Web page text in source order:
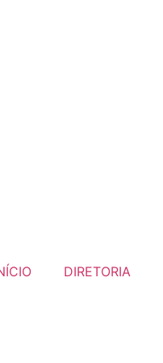
DIRETORIA